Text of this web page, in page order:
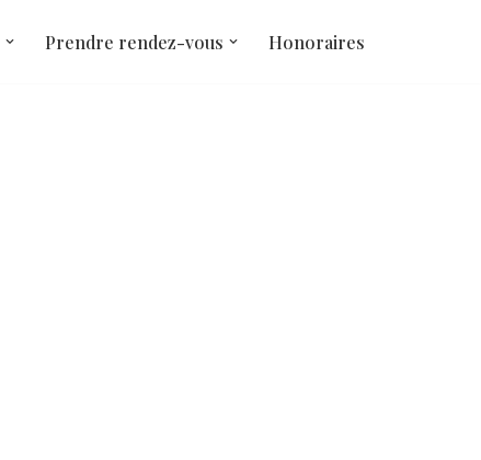
Prendre rendez-vous Honoraires